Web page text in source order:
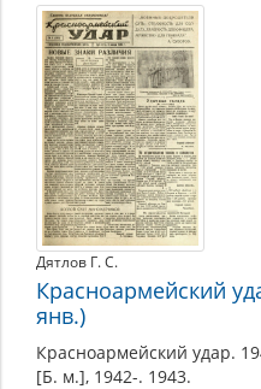
Дятлов Г. С.
Красноармейский
янв.)
Красноармейский удар.
[Б. м.], 1942-. 1943.